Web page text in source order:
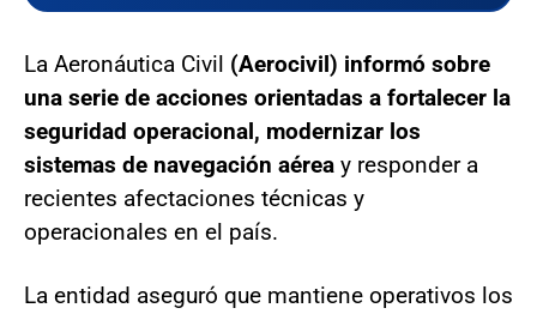
La Aeronáutica Civil (Aerocivil) informó sobre
una serie de acciones orientadas a fortalecer la
seguridad operacional, modernizar los
sistemas de navegación aérea y responder a
recientes afectaciones técnicas y
operacionales en el país.
La entidad aseguró que mantiene operativos los